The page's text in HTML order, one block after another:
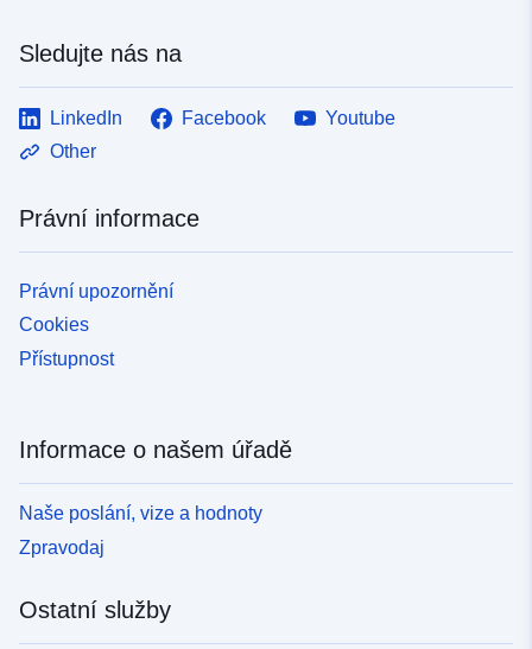
Sledujte nás na
LinkedIn Facebook
Youtube
Other
Právní informace
Právní upozornění
Cookies
Přístupnost
Informace o našem úřadě
Naše poslání, vize a hodnoty
Zpravodaj
Ostatní služby